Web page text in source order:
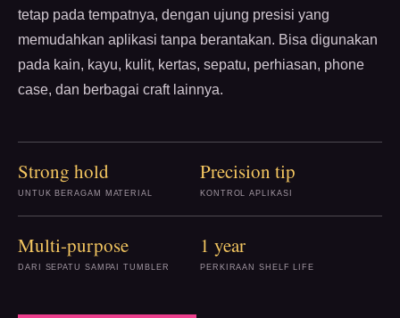
tetap pada tempatnya, dengan ujung presisi yang
memudahkan aplikasi tanpa berantakan. Bisa digunakan
pada kain, kayu, kulit, kertas, sepatu, perhiasan, phone
case, dan berbagai craft lainnya.
Strong hold
UNTUK BERAGAM MATERIAL
Precision tip
KONTROL APLIKASI
Multi-purpose
DARI SEPATU SAMPAI TUMBLER
1 year
PERKIRAAN SHELF LIFE